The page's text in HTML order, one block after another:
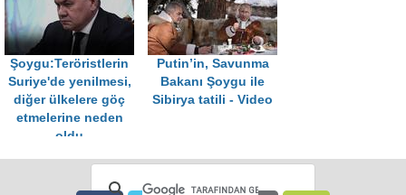
Şoygu:Teröristlerin
Suriye'de yenilmesi,
diğer ülkelere göç
etmelerine neden
oldu
Putin’in, Savunma
Bakanı Şoygu ile
Sibirya tatili - Video